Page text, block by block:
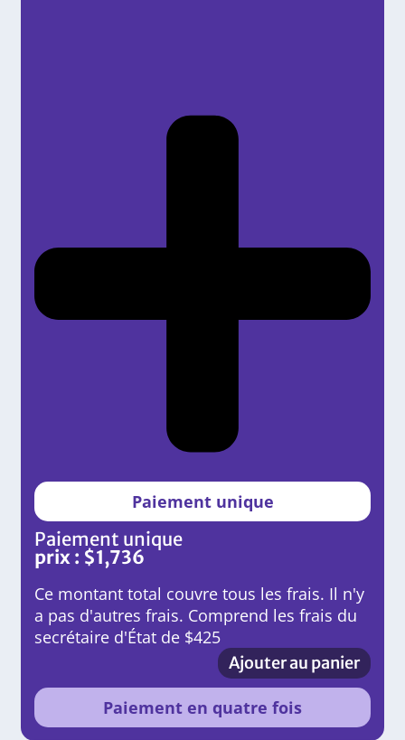
Paiement unique
Paiement en quatre fois
Paiement unique
prix : $1,736
Ce montant total couvre tous les frais. Il n'y
a pas d'autres frais. Comprend les frais du
secrétaire d'État de $425
Ajouter au panier